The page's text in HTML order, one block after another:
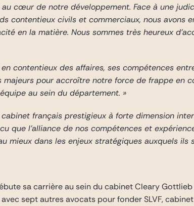
cœur de notre développement. Face à une
contentieux civils et commerciaux, nous avons
en la matière. Nous sommes très heureux
en contentieux des affaires, ses compétences
pour accroître notre force de frappe en
au sein du département. »
français prestigieux à forte dimension
que l’alliance de nos compétences et
dans les enjeux stratégiques auxquels ils
sa carrière au sein du cabinet Cleary
sept autres avocats pour fonder SLVF,